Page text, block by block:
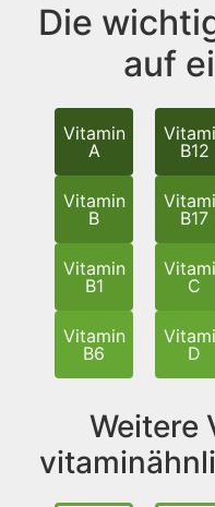
Die
auf
Vitamin
A
Vitamin
B
Vitamin
B1
Vitamin
B6
B12
B17
C
D
Weitere